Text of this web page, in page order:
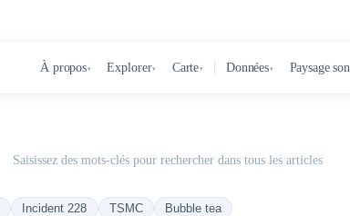
À propos▾ Explorer▾ Carte▾ Données▾ Paysage
Saisissez des mots-clés pour rechercher dans tous les articles
Incident 228 TSMC Bubble tea